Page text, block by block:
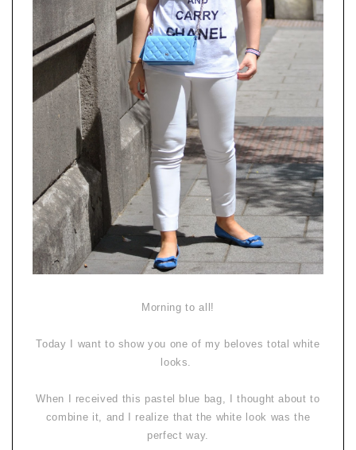
Morning to all!
Today I want to show you one of my beloves total white
looks.
When I received this pastel blue bag, I thought about to
combine it, and I realize that the white look was the
perfect way.